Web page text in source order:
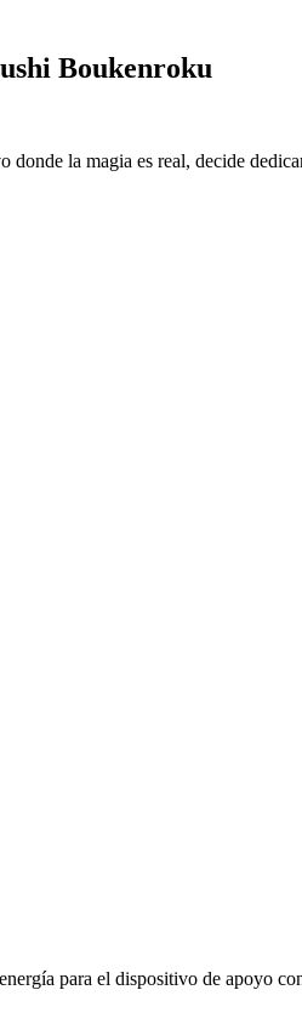
Boukenroku
la magia es real, decide
para el dispositivo de apoyo